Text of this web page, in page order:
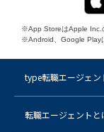
※App StoreはApple Inc.
※Android、Google Play
type転職エージェン
転職エージェントと